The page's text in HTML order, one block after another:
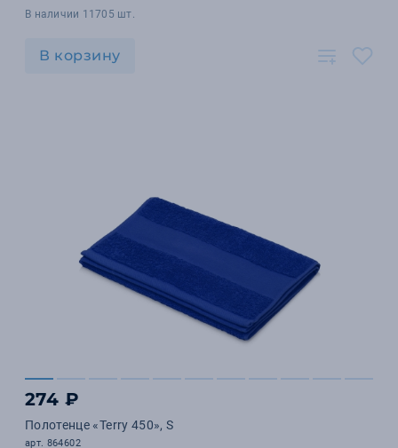
В наличии 11705 шт.
В корзину
274 ₽
Полотенце «Terry 450», S
арт. 864602